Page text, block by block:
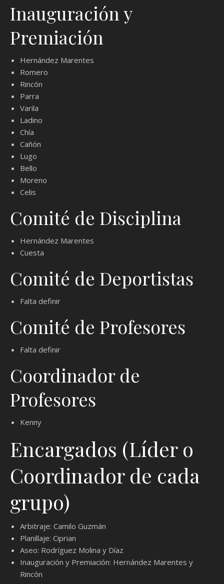
Inauguración y
Premiación
Hernández Marentes
Romero
Rincón
Parra
Varila
Ladino
Chía
Cañón
Lugo
Bello
Moreno
Celis
Comité de Disciplina
Hernández Marentes
Cuesta
Comité de Deportistas
Falta definir
Comité de Profesores
Falta definir
Coordinador de
Profesores
Kenny
Encargados (Líder o
Coordinador de cada
grupo)
Arbitraje: Camilo Guzmán
Planillaje: Ciprian
Aseo: Rodríguez Molina y Díaz
Inauguración y Premiación: Hernández Marentes y
Rincón